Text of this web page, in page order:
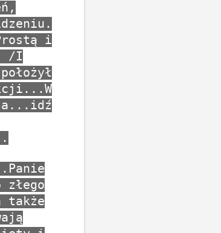
i
/I
także